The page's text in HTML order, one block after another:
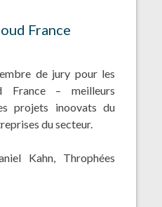
France
de jury pour les
France – meilleurs
projets inoovats du
du secteur.
Kahn, Throphées